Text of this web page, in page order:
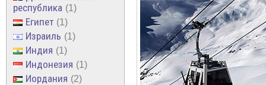
республика
1
Египет 1
Израиль 1
Индия 1
Индонезия 1
Иордания 2